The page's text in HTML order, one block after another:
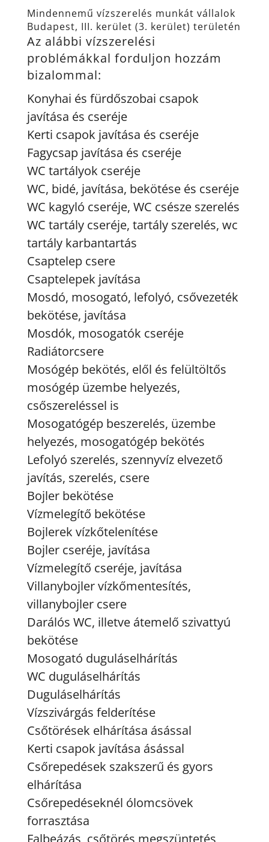
Mindennemű vízszerelés munkát vállalok
Budapest, III. kerület (3. kerület) területén
Az alábbi vízszerelési
problémákkal forduljon hozzám
bizalommal:
Konyhai és fürdőszobai csapok
javítása és cseréje
Kerti csapok javítása és cseréje
Fagycsap javítása és cseréje
WC tartályok cseréje
WC, bidé, javítása, bekötése és cseréje
WC kagyló cseréje, WC csésze szerelés
WC tartály cseréje, tartály szerelés, wc
tartály karbantartás
Csaptelep csere
Csaptelepek javítása
Mosdó, mosogató, lefolyó, csővezeték
bekötése, javítása
Mosdók, mosogatók cseréje
Radiátorcsere
Mosógép bekötés, elől és felültöltős
mosógép üzembe helyezés,
csőszereléssel is
Mosogatógép beszerelés, üzembe
helyezés, mosogatógép bekötés
Lefolyó szerelés, szennyvíz elvezető
javítás, szerelés, csere
Bojler bekötése
Vízmelegítő bekötése
Bojlerek vízkőtelenítése
Bojler cseréje, javítása
Vízmelegítő cseréje, javítása
Villanybojler vízkőmentesítés,
villanybojler csere
Darálós WC, illetve átemelő szivattyú
bekötése
Mosogató duguláselhárítás
WC duguláselhárítás
Duguláselhárítás
Vízszivárgás felderítése
Csőtörések elhárítása ásással
Kerti csapok javítása ásással
Csőrepedések szakszerű és gyors
elhárítása
Csőrepedéseknél ólomcsövek
forrasztása
Falbeázás, csőtörés megszüntetés,